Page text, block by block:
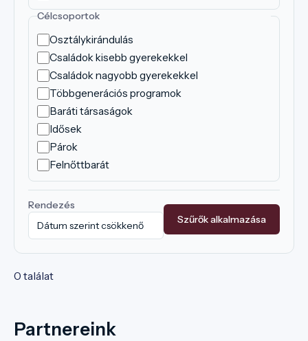
Célcsoportok
Osztálykirándulás
Családok kisebb gyerekekkel
Családok nagyobb gyerekekkel
Többgenerációs programok
Baráti társaságok
Idősek
Párok
Felnőttbarát
Rendezés
Szűrők alkalmazása
0 találat
Partnereink